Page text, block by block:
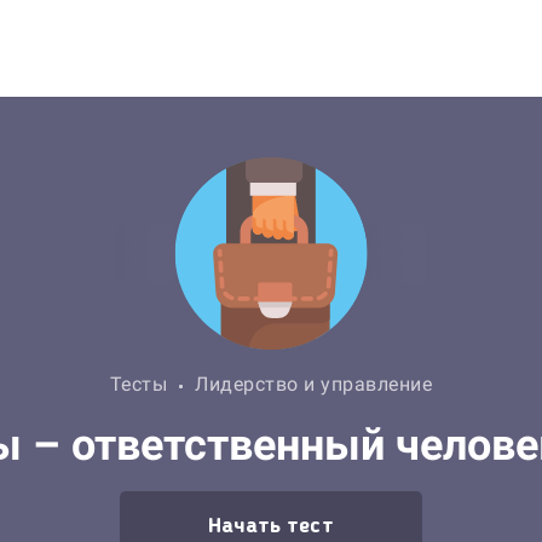
Тесты Лидерство и управление
– ответственный
Начать тест